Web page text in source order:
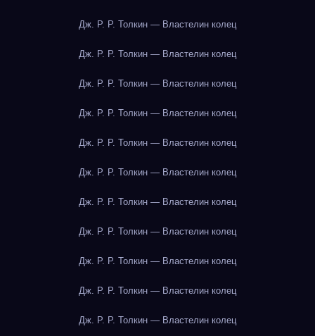
Дж. Р. Р. Толкин — Властелин колец
Дж. Р. Р. Толкин — Властелин колец
Дж. Р. Р. Толкин — Властелин колец
Дж. Р. Р. Толкин — Властелин колец
Дж. Р. Р. Толкин — Властелин колец
Дж. Р. Р. Толкин — Властелин колец
Дж. Р. Р. Толкин — Властелин колец
Дж. Р. Р. Толкин — Властелин колец
Дж. Р. Р. Толкин — Властелин колец
Дж. Р. Р. Толкин — Властелин колец
Дж. Р. Р. Толкин — Властелин колец